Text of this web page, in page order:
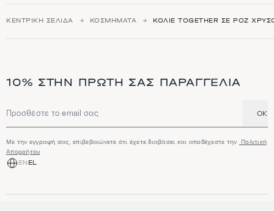
ΚΕΝΤΡΙΚΉ ΣΕΛΊΔΑ ΚΟΣΜΉΜΑΤΑ ΚΟΛΙΈ TOGETHER ΣΕ ΡΟΖ
10% ΣΤΗΝ ΠΡΏΤΗ ΣΑΣ ΠΑΡΑΓΓΕΛΊΑ
Διεύθυνση email OK
Με την εγγραφή σας, επιβεβαιώνετε ότι έχετε διαβάσει και αποδέχεστε την
Πολιτική
Απορρήτου
EN EL